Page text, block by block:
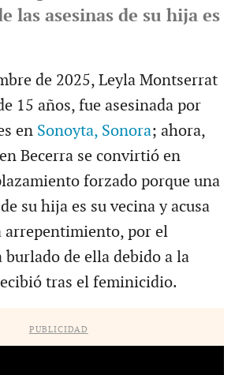
las asesinas de su hija es
de 2025, Leyla Montserrat
15 años, fue asesinada por
en Sonoyta, Sonora; ahora,
Becerra se convirtió en
forzado porque una
su hija es su vecina y acusa
arrepentimiento, por el
de ella debido a la
tras el feminicidio.
PUBLICIDAD